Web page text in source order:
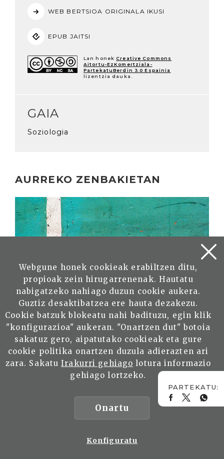
WEB BERTSIOA ORIGINALA IKUSI
EPUB JAITSI
Lan honek Creative Commons
Aitortu-EzKomertziala-
PartekatuBerdin 3.0 Espainia
lizentzia dauka.
GAIA
Soziologia
AURREKO ZENBAKIETAN
Frontones de pelota vasca en China
SÁNCHEZ BELTRÁN, Juan Pablo
Irakurri
María Catalina Echevarría. Su aporte
en la creación de la bandera
ECHARRI, Fabio Javier
Irakurri
Webgune honek cookieak erabiltzen ditu,
propioak zein hirugarrenenak. Hautatu
nabigatzeko nahiago duzun cookie aukera.
Guztiz desaktibatzea ere hauta dezakezu.
Cookie batzuk blokeatu nahi badituzu, egin klik
"konfigurazioa" aukeran. "Onartzen dut" botoia
sakatuz gero, aipatutako cookieak eta gure
cookie politika onartzen duzula adierazten ari
zara. SakatuIrakurri gehiago lotura informazio
gehiago lortzeko.
Onartu
Konfiguratu